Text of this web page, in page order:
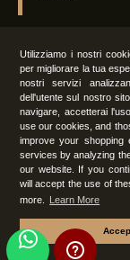
Utilizziamo i nostri
per migliorare la tua
nostri servizi
dell'utente sul nostro
navigare, accetterai
use our cookies, and
improve your shopping
services by analyzing
our website. If you
will accept the use of
more.
Learn More
Via Crocetta 16, Loc.
Tutti i diritti sono
TENUTA
P.IVA:
Sede: SAN